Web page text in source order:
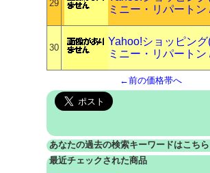
29
ミニー・リパート
30
Yahoo!ショッピン
ミニー・リパート
←前の価格帯へ
あなたの過去の検索キーワードはこちら
最近チェックされた商品